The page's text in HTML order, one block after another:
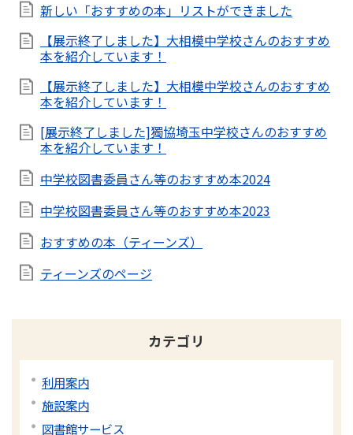
新しい「おすすめの本」リストができました
【展示終了しました】大相模中学校さんのおすすめ
本を紹介しています！
【展示終了しました】大相模中学校さんのおすすめ
本を紹介しています！
[展示終了しました]獨協埼玉中学校さんのおすすめ
本を紹介しています！
中学校図書委員さん等のおすすめ本2024
中学校図書委員さん等のおすすめ本2023
おすすめの本（ティーンズ）
ティーンズのページ
カテゴリ
利用案内
施設案内
図書館サービス